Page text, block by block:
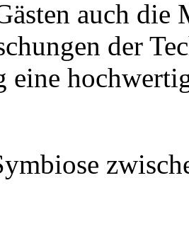
auch
der
eine